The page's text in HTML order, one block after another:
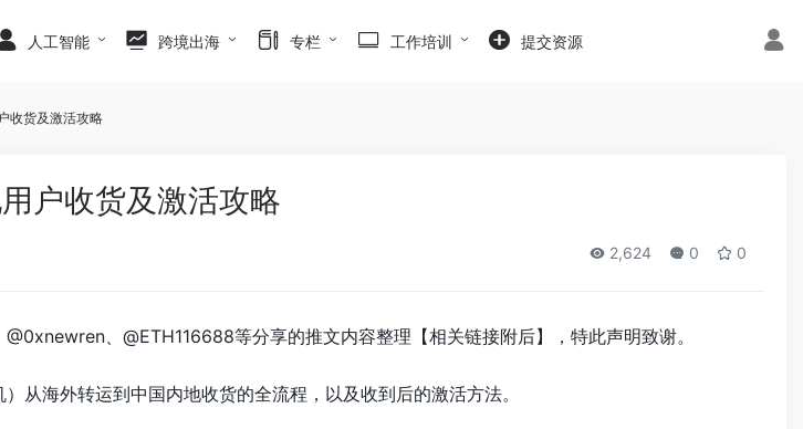
人工智能 跨境出海 专栏 工作培训 提交资源
收货及激活攻略
户收货及激活攻略
2,624 0 0
、@ETH116688等分享的推文内容整理【相关链接附后】，特此声明致谢。
海外转运到中国内地收货的全流程，以及收到后的激活方法。